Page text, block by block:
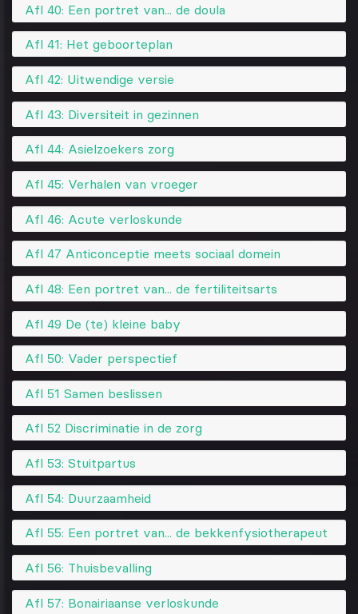
Afl 40: Een portret van... de doula
Afl 41: Het geboorteplan
Afl 42: Uitwendige versie
Afl 43: Diversiteit in gezinnen
Afl 44: Asielzoekers zorg
Afl 45: Verhalen van vroeger
Afl 46: Acute verloskunde
Afl 47 Anticonceptie meets sociaal domein
Afl 48: Een portret van... de fertiliteitsarts
Afl 49 De (te) kleine baby
Afl 50: Vader perspectief
Afl 51 Samen beslissen
Afl 52 Discriminatie in de zorg
Afl 53: Stuitpartus
Afl 54: Duurzaamheid
Afl 55: Een portret van... de bekkenfysiotherapeut
Afl 56: Thuisbevalling
Afl 57: Bonairiaanse verloskunde